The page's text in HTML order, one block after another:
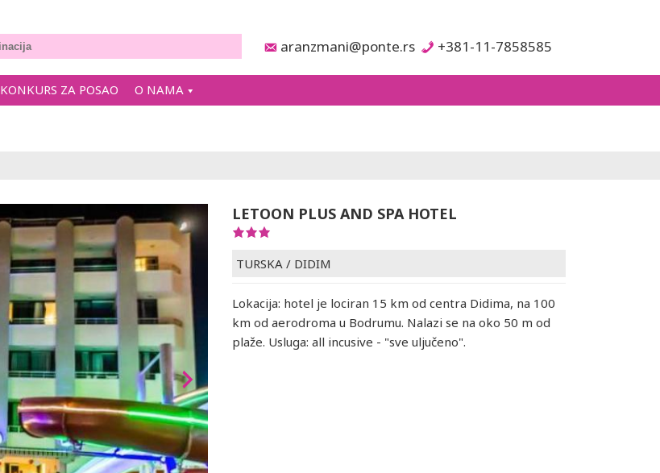
aranzmani@ponte.rs +381-11-7858585
KONKURS ZA POSAO O NAMA
LETOON PLUS AND SPA HOTEL
TURSKA / DIDIM
Lokacija: hotel je lociran 15 km od centra Didima, na 100
km od aerodroma u Bodrumu. Nalazi se na oko 50 m od
plaže. Usluga: all incusive - "sve uljučeno".